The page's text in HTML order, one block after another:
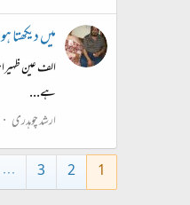
میں
الف عین
ہے...
ارشد چوہدری
1
2
3
…